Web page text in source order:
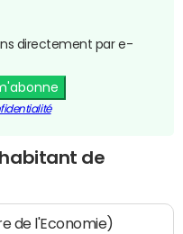
directement par e-
de
de l'Economie)